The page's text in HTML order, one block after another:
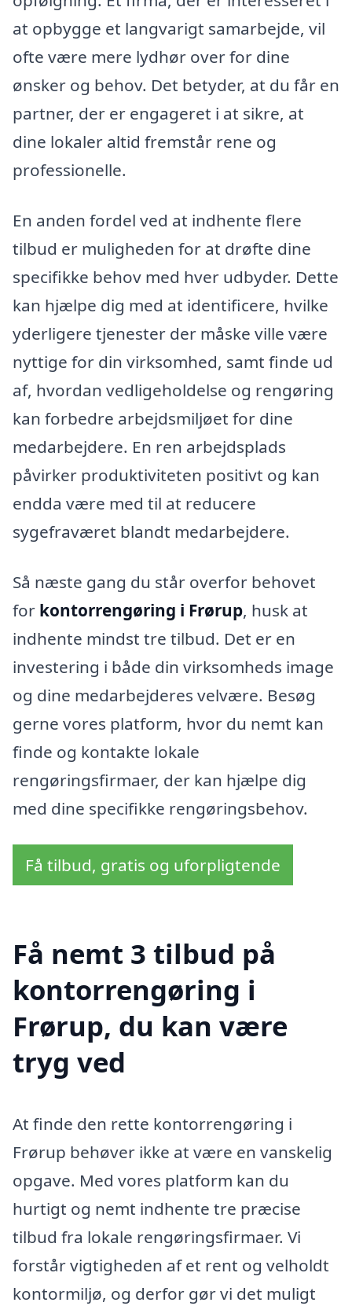
at opbygge et langvarigt samarbejde, vil
ofte være mere lydhør over for dine
ønsker og behov. Det betyder, at du får en
partner, der er engageret i at sikre, at
dine lokaler altid fremstår rene og
professionelle.
En anden fordel ved at indhente flere
tilbud er muligheden for at drøfte dine
specifikke behov med hver udbyder. Dette
kan hjælpe dig med at identificere, hvilke
yderligere tjenester der måske ville være
nyttige for din virksomhed, samt finde ud
af, hvordan vedligeholdelse og rengøring
kan forbedre arbejdsmiljøet for dine
medarbejdere. En ren arbejdsplads
påvirker produktiviteten positivt og kan
endda være med til at reducere
sygefraværet blandt medarbejdere.
Så næste gang du står overfor behovet
for kontorrengøring i Frørup, husk at
indhente mindst tre tilbud. Det er en
investering i både din virksomheds image
og dine medarbejderes velvære. Besøg
gerne vores platform, hvor du nemt kan
finde og kontakte lokale
rengøringsfirmaer, der kan hjælpe dig
med dine specifikke rengøringsbehov.
Få tilbud, gratis og uforpligtende
Få nemt 3 tilbud på
kontorrengøring i
Frørup, du kan være
tryg ved
At finde den rette kontorrengøring i
Frørup behøver ikke at være en vanskelig
opgave. Med vores platform kan du
hurtigt og nemt indhente tre præcise
tilbud fra lokale rengøringsfirmaer. Vi
forstår vigtigheden af et rent og velholdt
kontormiljø, og derfor gør vi det muligt